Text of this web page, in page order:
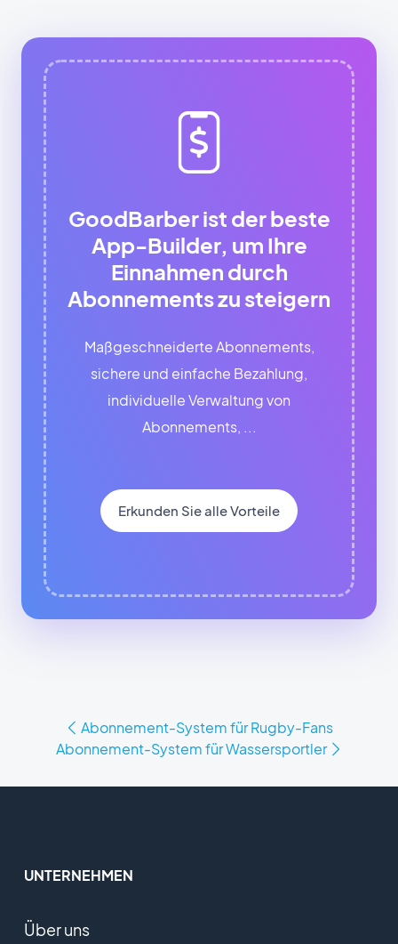
GoodBarber ist der beste
App-Builder, um Ihre
Einnahmen durch
Abonnements zu steigern
Maßgeschneiderte Abonnements,
sichere und einfache Bezahlung,
individuelle Verwaltung von
Abonnements, ...
Erkunden Sie alle Vorteile
Abonnement-System für Rugby-Fans
Abonnement-System für Wassersportler
UNTERNEHMEN
Über uns